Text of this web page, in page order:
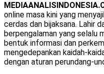
online masa kini yang
cerdas dan bijaksana. Lahir
berpengalaman yang selalu
bentuk informasi dan
mengedepankan kaidah-
dengan aturan perundang-